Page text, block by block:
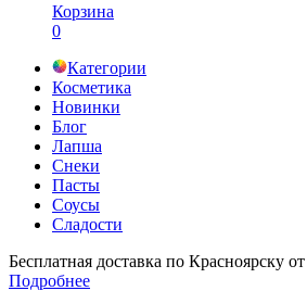
Корзина
0
Категории
Косметика
Новинки
Блог
Лапша
Снеки
Пасты
Соусы
Сладости
Бесплатная доставка по Красноярску
Подробнее